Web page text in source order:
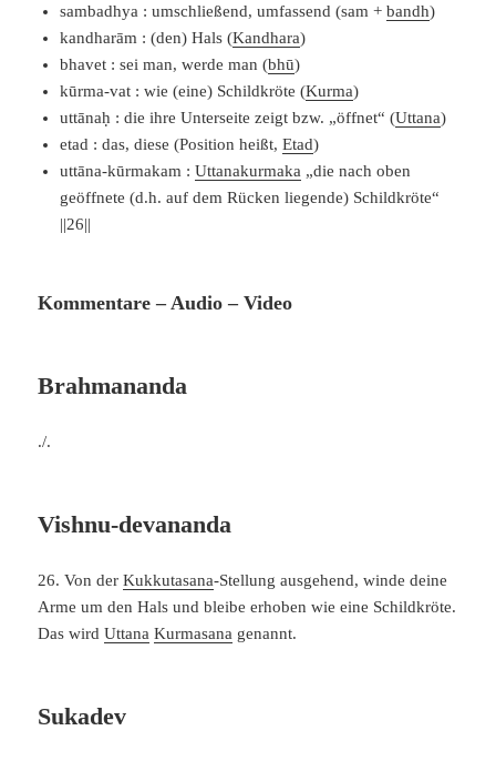
sambadhya : umschließend, umfassend (sam +bandh)
kandharām : (den) Hals (Kandhara)
bhavet : sei man, werde man (bhū)
kūrma-vat : wie (eine) Schildkröte (Kurma)
uttānaḥ : die ihre Unterseite zeigt bzw. „öffnet“ (Uttana)
etad : das, diese (Position heißt,Etad)
uttāna-kūrmakam :Uttanakurmaka „die nach oben
geöffnete (d.h. auf dem Rücken liegende) Schildkröte“
||26||
Kommentare – Audio – Video
Brahmananda
./.
Vishnu-devananda
26. Von derKukkutasana-Stellung ausgehend, winde deine
Arme um den Hals und bleibe erhoben wie eine Schildkröte.
Das wirdUttana Kurmasana genannt.
Sukadev